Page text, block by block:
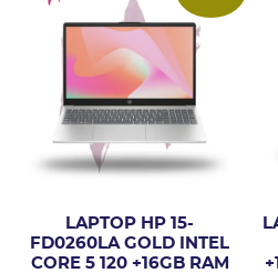
LAPTOP HP 15-
FD0260LA GOLD INTEL
CORE 5 120 +16GB RAM